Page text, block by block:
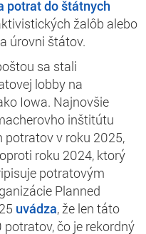
potrat do štátnych
žalôb alebo
úrovni štátov.
sa stali
lobby na
Iowa. Najnovšie
inštitútu
potratov v roku 2025,
roku 2024, ktorý
potratovým
Planned
uvádza, že len táto
čo je rekordný